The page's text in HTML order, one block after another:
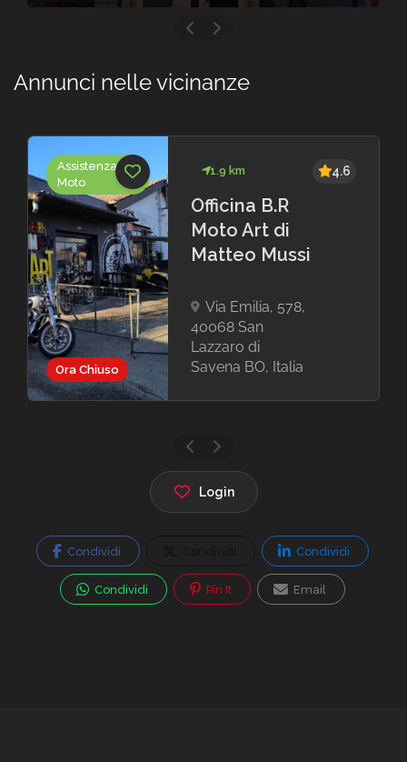
Annunci nelle vicinanze
Ora Chiuso
Assistenza
Moto
1.9 km
Officina B.R
Moto Art di
Matteo Mussi
Via Emilia, 578,
40068 San
Lazzaro di
Savena BO, Italia
4.6
Login
Condividi Condividi
Condividi Pin It Email